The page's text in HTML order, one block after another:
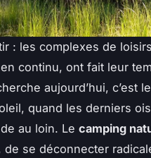
: les complexes de
continu, ont fait leur
aujourd’hui, c’est
quand les derniers
au loin. Le camping
se déconnecter